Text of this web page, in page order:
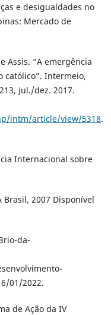
e desigualdades no
Mercado de
Assis. “A emergência
católico”. Intermeio,
jul./dez. 2017.
intm/article/view/5318.
Internacional sobre
Brasil, 2007 Disponível
da-
01/2022.
de Ação da IV